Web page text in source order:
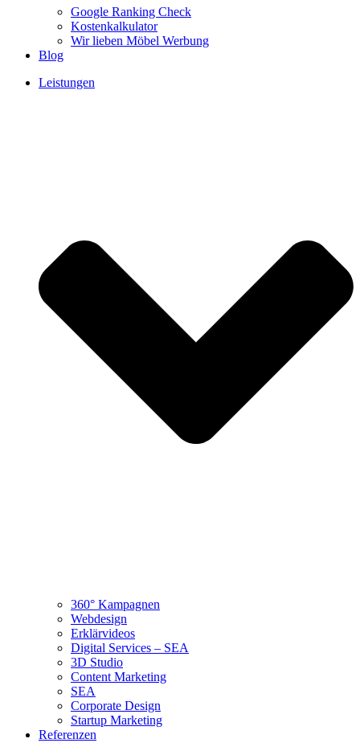
Google Ranking Check
Kostenkalkulator
Wir lieben Möbel Werbung
Blog
Leistungen
360° Kampagnen
Webdesign
Erklärvideos
Digital Services – SEA
3D Studio
Content Marketing
SEA
Corporate Design
Startup Marketing
Referenzen